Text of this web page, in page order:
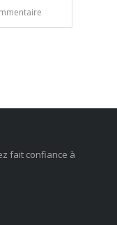
fait confiance à